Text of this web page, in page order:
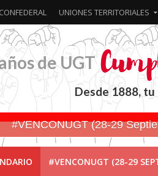
UNIONES TERRITORIALES
de UGT
Desde 1888,
#VENCONUGT (28-29
#VENCONUGT (28-29